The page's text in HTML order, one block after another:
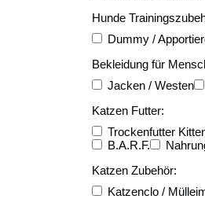
Hunde
Dummy /
Bekleidung für
Jacken / Westen
Katzen Futter:
Trockenfutter
B.A.R.F.
Katzen Zubehör:
Katzenclo /